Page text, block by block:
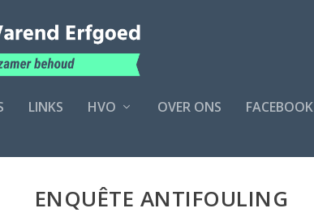
LINKS HVO OVER ONS FACEBOOK
ENQUÊTE ANTIFOULING